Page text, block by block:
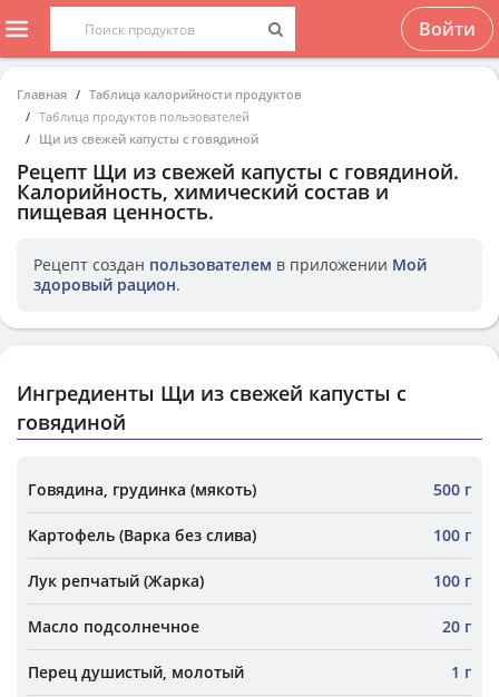
Войти
Главная
Таблица калорийности продуктов
Таблица продуктов пользователей
Щи из свежей капусты с говядиной
Рецепт Щи из свежей капусты с говядиной.
Калорийность, химический состав и
пищевая ценность.
Рецепт создан пользователем в приложении Мой
здоровый рацион.
Ингредиенты Щи из свежей капусты с
говядиной
Говядина, грудинка (мякоть) 500 г
Картофель (Варка без слива) 100 г
Лук репчатый (Жарка) 100 г
Масло подсолнечное 20 г
Перец душистый, молотый 1 г